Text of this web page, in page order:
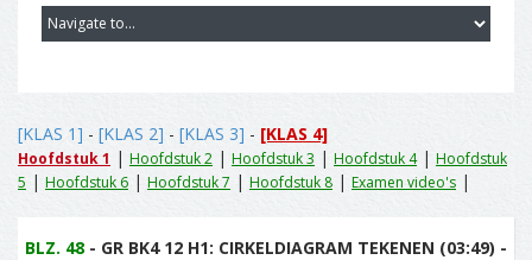
[KLAS 1] - [KLAS 2] - [KLAS 3] - [KLAS 4]
Hoofdstuk 1 | Hoofdstuk 2 | Hoofdstuk 3 | Hoofdstuk 4| Hoofdstuk
5 | Hoofdstuk 6 | Hoofdstuk 7 | Hoofdstuk 8 | Examen video's |
BLZ. 48 - GR BK4 12 H1: CIRKELDIAGRAM TEKENEN (03:49) -